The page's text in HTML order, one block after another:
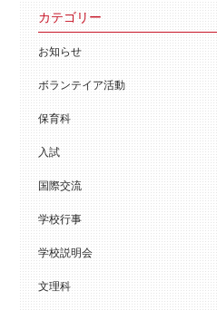
カテゴリー
お知らせ
ボランテイア活動
保育科
入試
国際交流
学校行事
学校説明会
文理科